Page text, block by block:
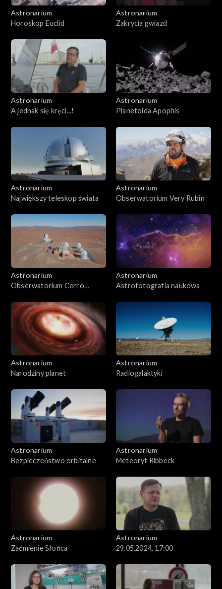
Astronarium
Horoskop Euclid
Astronarium
Zakrycia gwiazd
Astronarium
A jednak się kręci...!
Astronarium
Planetoida Apophis
Astronarium
Największy teleskop świata
Astronarium
Obserwatorium Very Rubin
Astronarium
Obserwatorium Cerro
Astronarium
Astrofotografia naukowa
Astronarium
Narodziny planet
Astronarium
Radiogalaktyki
Astronarium
Bezpieczeństwo orbitalne
Astronarium
Meteoryt Ribbeck
Astronarium
Zaćmienie Słońca
Astronarium
29.05.2024, 17:00